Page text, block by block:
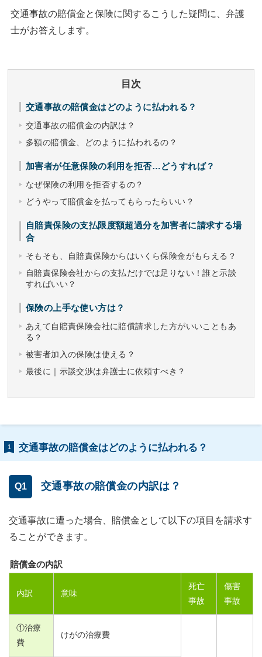
交通事故の賠償金と保険に関するこうした疑問に、弁護
士がお答えします。
目次
交通事故の賠償金はどのように払われる？
交通事故の賠償金の内訳は？
多額の賠償金、どのように払われるの？
加害者が任意保険の利用を拒否…どうすれば？
なぜ保険の利用を拒否するの？
どうやって賠償金を払ってもらったらいい？
自賠責保険の支払限度額超過分を加害者に請求する場
合
そもそも、自賠責保険からはいくら保険金がもらえる？
自賠責保険会社からの支払だけでは足りない！誰と示談
すればいい？
保険の上手な使い方は？
あえて自賠責保険会社に賠償請求した方がいいこともあ
る？
被害者加入の保険は使える？
最後に｜示談交渉は弁護士に依頼すべき？
1 交通事故の賠償金はどのように払われる？
Q1 交通事故の賠償金の内訳は？
交通事故に遭った場合、賠償金として以下の項目を請求す
ることができます。
賠償金の内訳
内訳 意味
死亡
事故
傷害
事故
①治療
費
けがの治療費